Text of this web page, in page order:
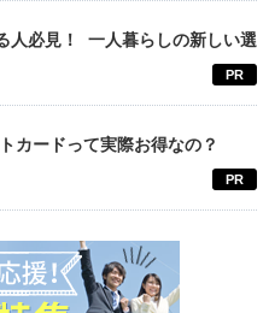
人必見！ 一人暮らしの新しい選
PR
カードって実際お得なの？
PR